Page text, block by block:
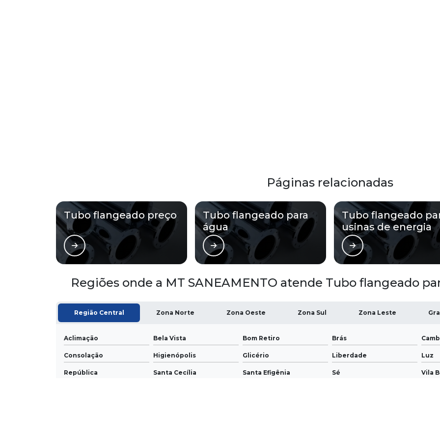
Páginas relacionadas
Tubo flangeado preço
Tubo flangeado para
água
Tubo flangeado
usinas de energia
Regiões onde a MT SANEAMENTO atende Tubo flangeado
Região Central Zona Norte Zona Oeste Zona Sul Zona Leste
Aclimação Bela Vista Bom Retiro Brás
Consolação Higienópolis Glicério Liberdade Luz
República Santa Cecília Santa Efigênia Sé Vila